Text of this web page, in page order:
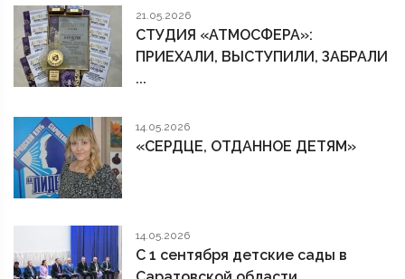
21.05.2026
СТУДИЯ «АТМОСФЕРА»:
ПРИЕХАЛИ, ВЫСТУПИЛИ, ЗАБРАЛИ
...
14.05.2026
«СЕРДЦЕ, ОТДАННОЕ ДЕТЯМ»
14.05.2026
С 1 сентября детские сады в